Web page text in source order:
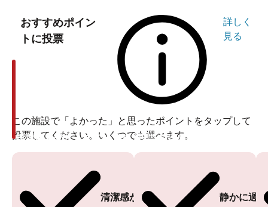
おすすめポイン
トに投票
詳しく
見る
この施設で「よかった」と思ったポイントをタップして
投票してください。いくつでも選べます。
清潔感がある
投票ありがとうございます
静かに過
投票ありがとうございます